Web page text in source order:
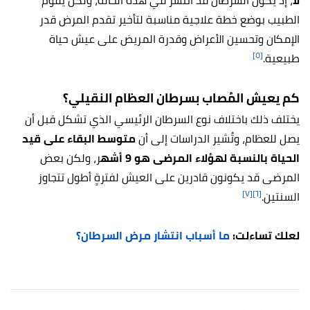
الطبيب بوضع خطة علاجية مناسبة لتأخير تقدم المرض قدر
الإمكان وتحسين الأعراض وقدرة المريض على عيش حياة
طبيعية.[٥]
كم يعيش المُصاب بسرطان العظام النقيلي؟
يختلف ذلك باختلاف نوع السرطان الرئيسي الذي تشكل قبل أن
يصل للعظام، وتُشير الدراسات إلى أنمتوسط البقاء على قيد
الحياة بالنسبة لهؤلاء المرضى هو 9 أشه
ر، ولكن بعض
المرضى قد يكونون قادرين على العيش لفترةٍ أطول تتجاوز
السنتين.[٦] [٧]
لعلك تساءلت:ما أسباب انتشار مرض السرطان؟